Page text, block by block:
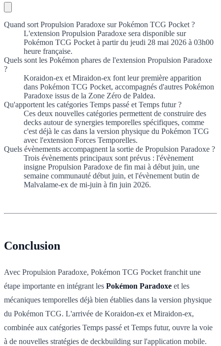
Quand sort Propulsion Paradoxe sur Pokémon TCG Pocket ?
L'extension Propulsion Paradoxe sera disponible sur
Pokémon TCG Pocket à partir du jeudi 28 mai 2026 à 03h00
heure française.
Quels sont les Pokémon phares de l'extension Propulsion Paradoxe
?
Koraidon-ex et Miraidon-ex font leur première apparition
dans Pokémon TCG Pocket, accompagnés d'autres Pokémon
Paradoxe issus de la Zone Zéro de Paldea.
Qu'apportent les catégories Temps passé et Temps futur ?
Ces deux nouvelles catégories permettent de construire des
decks autour de synergies temporelles spécifiques, comme
c'est déjà le cas dans la version physique du Pokémon TCG
avec l'extension Forces Temporelles.
Quels évènements accompagnent la sortie de Propulsion Paradoxe ?
Trois évènements principaux sont prévus : l'évènement
insigne Propulsion Paradoxe de fin mai à début juin, une
semaine communauté début juin, et l'évènement butin de
Malvalame-ex de mi-juin à fin juin 2026.
Conclusion
Avec Propulsion Paradoxe, Pokémon TCG Pocket franchit une
étape importante en intégrant les Pokémon Paradoxe et les
mécaniques temporelles déjà bien établies dans la version physique
du Pokémon TCG. L'arrivée de Koraidon-ex et Miraidon-ex,
combinée aux catégories Temps passé et Temps futur, ouvre la voie
à de nouvelles stratégies de deckbuilding sur l'application mobile.